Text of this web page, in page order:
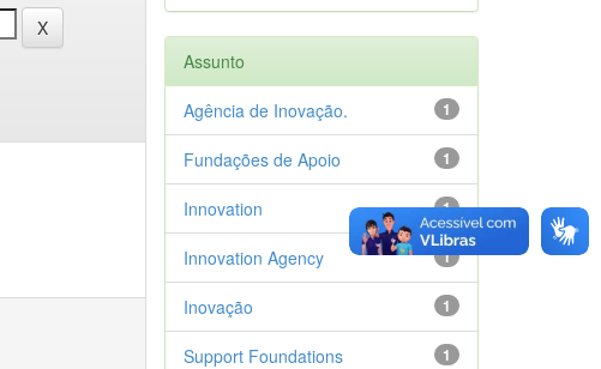
Assunto
1
Agência de Inovação.
1
Fundações de Apoio
1
Innovation
1
Innovation Agency
1
Inovação
1
Support Foundations